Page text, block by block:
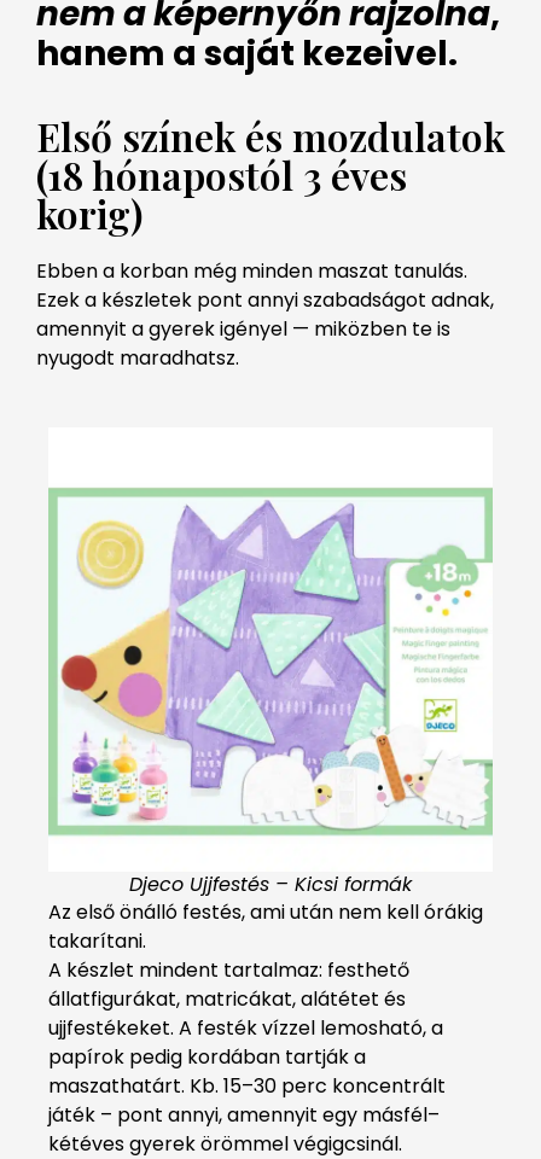
nem a képernyőn rajzolna,
hanem a saját kezeivel.
Első színek és mozdulatok
(18 hónapostól 3 éves
korig)
Ebben a korban még minden maszat tanulás.
Ezek a készletek pont annyi szabadságot adnak,
amennyit a gyerek igényel — miközben te is
nyugodt maradhatsz.
Djeco Ujjfestés – Kicsi formák
Az első önálló festés, ami után nem kell órákig
takarítani.
A készlet mindent tartalmaz: festhető
állatfigurákat, matricákat, alátétet és
ujjfestékeket. A festék vízzel lemosható, a
papírok pedig kordában tartják a
maszathatárt. Kb. 15–30 perc koncentrált
játék – pont annyi, amennyit egy másfél–
kétéves gyerek örömmel végigcsinál.